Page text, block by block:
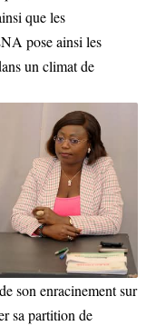
que les
pose ainsi les
un climat de
son enracinement sur
sa partition de